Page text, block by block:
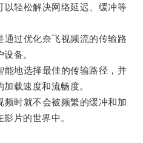
轻松解决网络延迟、缓冲等
过优化奈飞视频流的传输路
备。
地选择最佳的传输路径，并
载速度和流畅度。
时就不会被频繁的缓冲和加
片的世界中。